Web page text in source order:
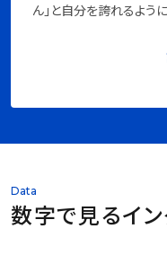
ん」と自分を誇れるよう
Data
数字で見るイ